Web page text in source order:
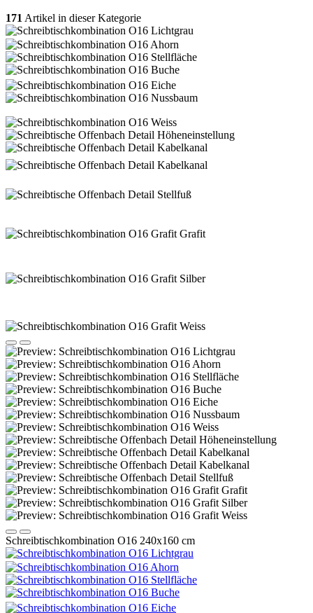
171 Artikel in dieser Kategorie
Schreibtischkombination O16 240x160 cm